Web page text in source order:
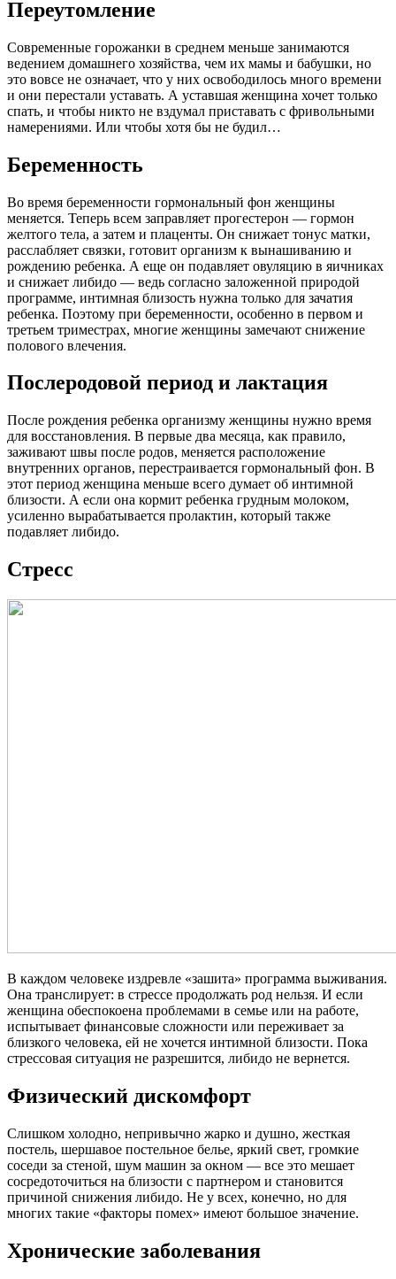
Переутомление
Современные горожанки в среднем меньше занимаются
ведением домашнего хозяйства, чем их мамы и бабушки, но
это вовсе не означает, что у них освободилось много времени
и они перестали уставать. А уставшая женщина хочет только
спать, и чтобы никто не вздумал приставать с фривольными
намерениями. Или чтобы хотя бы не будил…
Беременность
Во время беременности гормональный фон женщины
меняется. Теперь всем заправляет прогестерон — гормон
желтого тела, а затем и плаценты. Он снижает тонус матки,
расслабляет связки, готовит организм к вынашиванию и
рождению ребенка. А еще он подавляет овуляцию в яичниках
и снижает либидо — ведь согласно заложенной природой
программе, интимная близость нужна только для зачатия
ребенка. Поэтому при беременности, особенно в первом и
третьем триместрах, многие женщины замечают снижение
полового влечения.
Послеродовой период и лактация
После рождения ребенка организму женщины нужно время
для восстановления. В первые два месяца, как правило,
заживают швы после родов, меняется расположение
внутренних органов, перестраивается гормональный фон. В
этот период женщина меньше всего думает об интимной
близости. А если она кормит ребенка грудным молоком,
усиленно вырабатывается пролактин, который также
подавляет либидо.
Стресс
В каждом человеке издревле «зашита» программа выживания.
Она транслирует: в стрессе продолжать род нельзя. И если
женщина обеспокоена проблемами в семье или на работе,
испытывает финансовые сложности или переживает за
близкого человека, ей не хочется интимной близости. Пока
стрессовая ситуация не разрешится, либидо не вернется.
Физический дискомфорт
Слишком холодно, непривычно жарко и душно, жесткая
постель, шершавое постельное белье, яркий свет, громкие
соседи за стеной, шум машин за окном — все это мешает
сосредоточиться на близости с партнером и становится
причиной снижения либидо. Не у всех, конечно, но для
многих такие «факторы помех» имеют большое значение.
Хронические заболевания